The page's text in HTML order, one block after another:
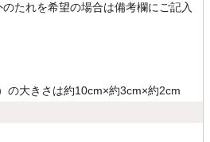
たれを希望の場合は備考欄にご記入
の大きさは約10cm×約3cm×約2cm